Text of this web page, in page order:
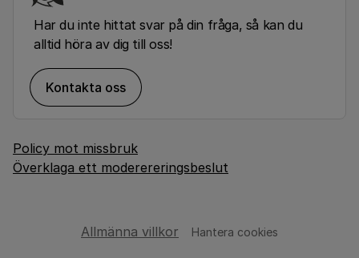
Har du inte hittat svar på din fråga, så kan du
alltid höra av dig till oss!
Kontakta oss
Policy mot missbruk
Överklaga ett moderereringsbeslut
Allmänna villkor Hantera cookies